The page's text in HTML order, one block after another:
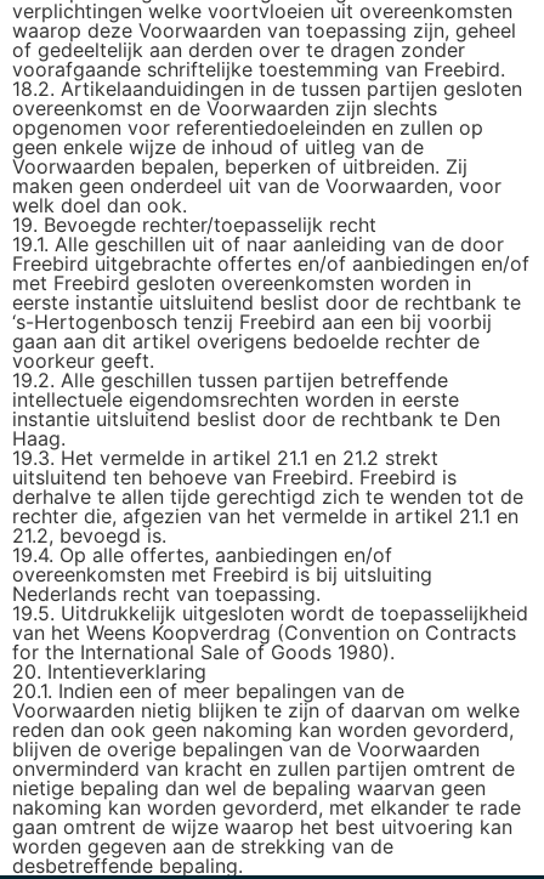
verplichtingen welke voortvloeien uit overeenkomsten
waarop deze Voorwaarden van toepassing zijn, geheel
of gedeeltelijk aan derden over te dragen zonder
voorafgaande schriftelijke toestemming van Freebird.
18.2. Artikelaanduidingen in de tussen partijen gesloten
overeenkomst en de Voorwaarden zijn slechts
opgenomen voor referentiedoeleinden en zullen op
geen enkele wijze de inhoud of uitleg van de
Voorwaarden bepalen, beperken of uitbreiden. Zij
maken geen onderdeel uit van de Voorwaarden, voor
welk doel dan ook.
19. Bevoegde rechter/toepasselijk recht
19.1. Alle geschillen uit of naar aanleiding van de door
Freebird uitgebrachte offertes en/of aanbiedingen en/of
met Freebird gesloten overeenkomsten worden in
eerste instantie uitsluitend beslist door de rechtbank te
‘s-Hertogenbosch tenzij Freebird aan een bij voorbij
gaan aan dit artikel overigens bedoelde rechter de
voorkeur geeft.
19.2. Alle geschillen tussen partijen betreffende
intellectuele eigendomsrechten worden in eerste
instantie uitsluitend beslist door de rechtbank te Den
Haag.
19.3. Het vermelde in artikel 21.1 en 21.2 strekt
uitsluitend ten behoeve van Freebird. Freebird is
derhalve te allen tijde gerechtigd zich te wenden tot de
rechter die, afgezien van het vermelde in artikel 21.1 en
21.2, bevoegd is.
19.4. Op alle offertes, aanbiedingen en/of
overeenkomsten met Freebird is bij uitsluiting
Nederlands recht van toepassing.
19.5. Uitdrukkelijk uitgesloten wordt de toepasselijkheid
van het Weens Koopverdrag (Convention on Contracts
for the International Sale of Goods 1980).
20. Intentieverklaring
20.1. Indien een of meer bepalingen van de
Voorwaarden nietig blijken te zijn of daarvan om welke
reden dan ook geen nakoming kan worden gevorderd,
blijven de overige bepalingen van de Voorwaarden
onverminderd van kracht en zullen partijen omtrent de
nietige bepaling dan wel de bepaling waarvan geen
nakoming kan worden gevorderd, met elkander te rade
gaan omtrent de wijze waarop het best uitvoering kan
worden gegeven aan de strekking van de
desbetreffende bepaling.